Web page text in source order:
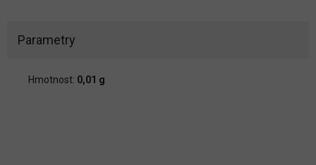
Parametry
Hmotnost: 0,01 g